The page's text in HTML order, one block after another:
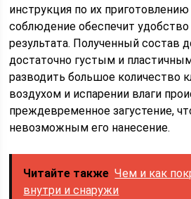
инструкция по их
соблюдение обеспечит
результата. Полученный состав
достаточно густым и
разводить большое количество
воздухом и испарении влаги
преждевременное загустение,
невозможным его нанесение.
Читайте также Чем и как
внутри и снаружи